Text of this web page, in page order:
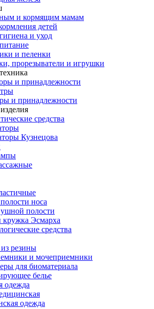
и кормящим мамам
детей
и уход
и пеленки
прорезыватели и игрушки
и принадлежности
и принадлежности
средства
Кузнецова
носа
полости
кружка Эсмарха
средства
резины
и мочеприемники
для биоматериала
белье
одежда
одежда